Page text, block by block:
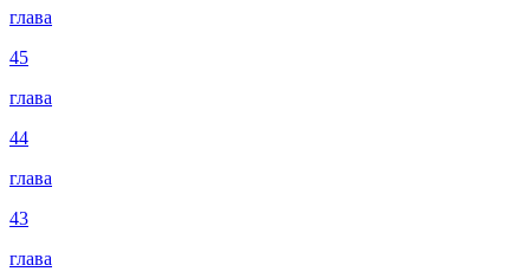
глава
45
глава
44
глава
43
глава